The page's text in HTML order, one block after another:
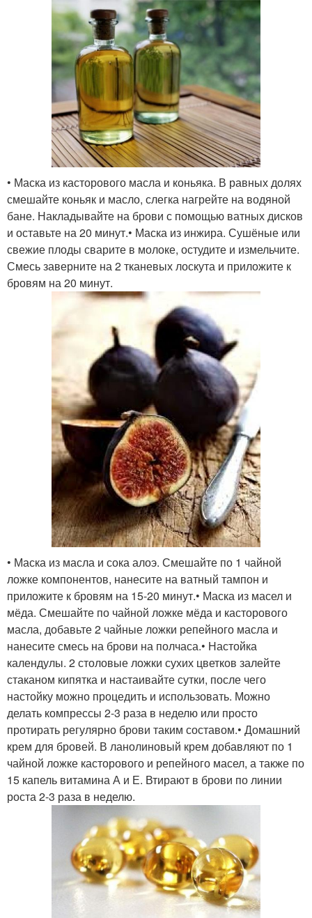
• Маска из касторового масла и коньяка. В равных долях
смешайте коньяк и масло, слегка нагрейте на водяной
бане. Накладывайте на брови с помощью ватных дисков
и оставьте на 20 минут.• Маска из инжира. Сушёные или
свежие плоды сварите в молоке, остудите и измельчите.
Смесь заверните на 2 тканевых лоскута и приложите к
бровям на 20 минут.
• Маска из масла и сока алоэ. Смешайте по 1 чайной
ложке компонентов, нанесите на ватный тампон и
приложите к бровям на 15-20 минут.• Маска из масел и
мёда. Смешайте по чайной ложке мёда и касторового
масла, добавьте 2 чайные ложки репейного масла и
нанесите смесь на брови на полчаса.• Настойка
календулы. 2 столовые ложки сухих цветков залейте
стаканом кипятка и настаивайте сутки, после чего
настойку можно процедить и использовать. Можно
делать компрессы 2-3 раза в неделю или просто
протирать регулярно брови таким составом.• Домашний
крем для бровей. В ланолиновый крем добавляют по 1
чайной ложке касторового и репейного масел, а также по
15 капель витамина А и Е. Втирают в брови по линии
роста 2-3 раза в неделю.